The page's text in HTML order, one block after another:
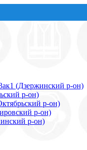
(Дзержинский р-он)
р-он)
р-он)
р-он)
р-он)